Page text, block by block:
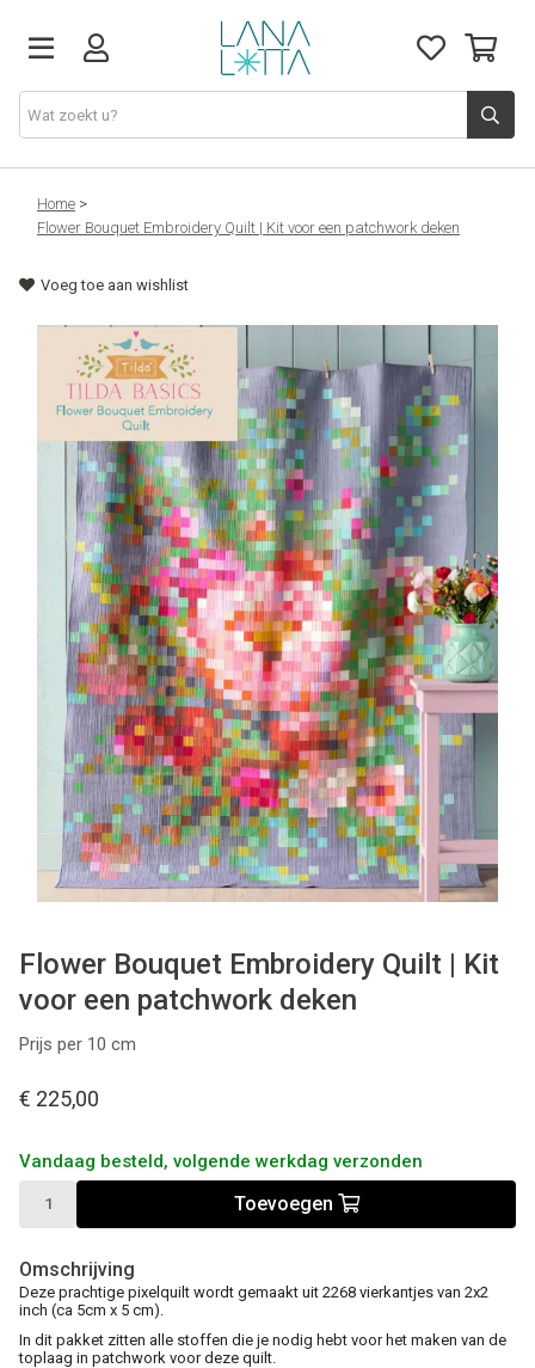
Stoffen
Naaigerief
Patronen
Naaimachines
Workshops
Tips & tricks
Cadeaubon
Solden
Contact
Home >
Flower Bouquet Embroidery Quilt | Kit voor een patchwork deken
Voeg toe aan wishlist
Flower Bouquet Embroidery Quilt | Kit
voor een patchwork deken
Prijs per 10 cm
€ 225,00
Vandaag besteld, volgende werkdag verzonden
Toevoegen
Omschrijving
Deze prachtige pixelquilt wordt gemaakt uit 2268 vierkantjes van 2x2
inch (ca 5cm x 5 cm).
In dit pakket zitten alle stoffen die je nodig hebt voor het maken van de
toplaag in patchwork voor deze quilt.